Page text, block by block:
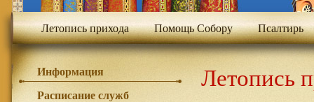
Летопись прихода Помощь Собору Псалтирь
Летопись
Информация
Расписание служб